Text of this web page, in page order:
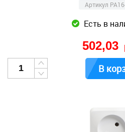
Артикул
Есть в
502,03
В